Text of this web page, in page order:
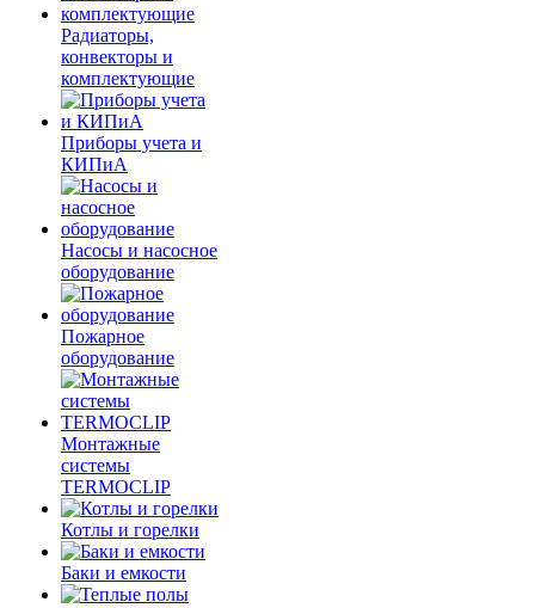
Радиаторы,
конвекторы и
комплектующие
Приборы учета и
КИПиА
Насосы и насосное
оборудование
Пожарное
оборудование
Монтажные
системы
TERMOCLIP
Котлы и горелки
Баки и емкости